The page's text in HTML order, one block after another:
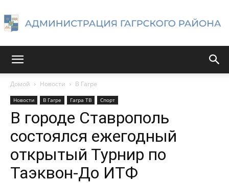
Гагрского
района
Домой Новости В Гагре
Новости В Гагре Гагра ТВ Спорт
В городе Ставрополь
состоялся ежегодный
открытый Турнир по
Таэквон-До ИТФ